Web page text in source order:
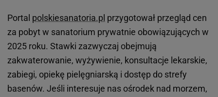
Portal polskiesanatoria.pl przygotował przegląd cen
za pobyt w sanatorium prywatnie obowiązujących w
2025 roku. Stawki zazwyczaj obejmują
zakwaterowanie, wyżywienie, konsultacje lekarskie,
zabiegi, opiekę pielęgniarską i dostęp do strefy
basenów. Jeśli interesuje nas ośrodek nad morzem,